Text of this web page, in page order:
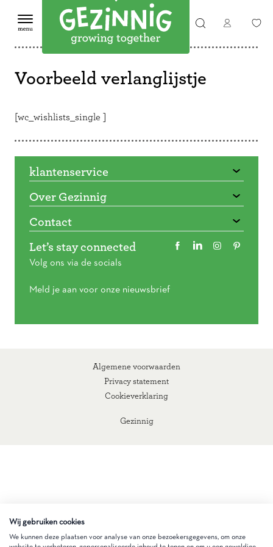
Voorbeeld verlanglijstje
[wc_wishlists_single ]
klantenservice
Over Gezinnig
Contact
Let’s stay connected
Volg ons via de socials
Meld je aan voor onze nieuwsbrief
Gezinnig
Algemene voorwaarden
Privacy statement
Cookieverklaring
Wij gebruiken cookies
We kunnen deze plaatsen voor analyse van onze bezoekersgegevens, om onze